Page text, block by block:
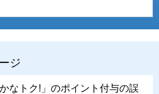
ジ
なトク!」のポイント付与の誤